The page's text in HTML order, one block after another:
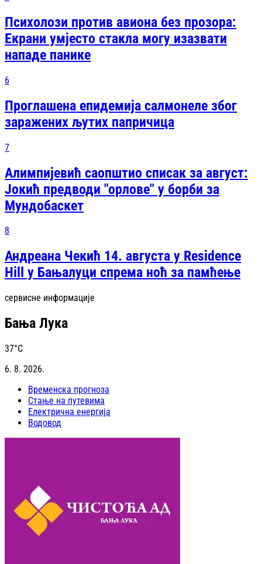
Психолози против авиона без прозора:
Екрани умјесто стакла могу изазвати
нападе панике
6
Проглашена епидемија салмонеле због
заражених љутих папричица
7
Алимпијевић саопштио списак за август:
Јокић предводи "орлове" у борби за
Мундобаскет
8
Андреана Чекић 14. августа у Residence
Hill у Бањалуци спрема ноћ за памћење
сервисне информације
Бања Лука
37°C
6. 8. 2026.
Временска прогноза
Стање на путевима
Електрична енергија
Водовод